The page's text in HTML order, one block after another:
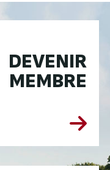
DEVENIR
MEMBRE